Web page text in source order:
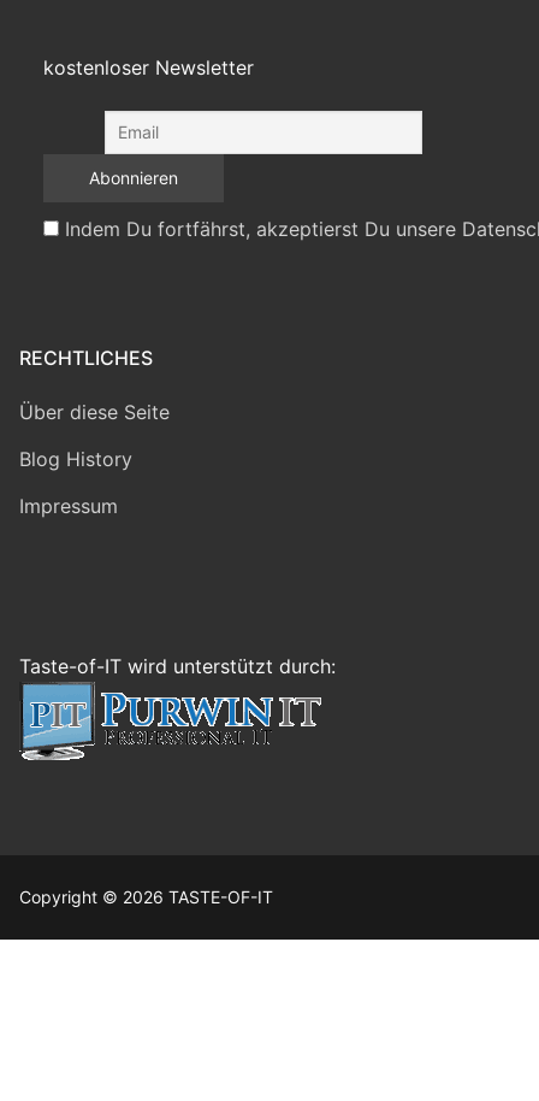
kostenloser Newsletter
Indem Du fortfährst, akzeptierst Du unsere
RECHTLICHES
Über diese Seite
Blog History
Impressum
Taste-of-IT wird unterstützt durch:
Copyright © 2026 TASTE-OF-IT